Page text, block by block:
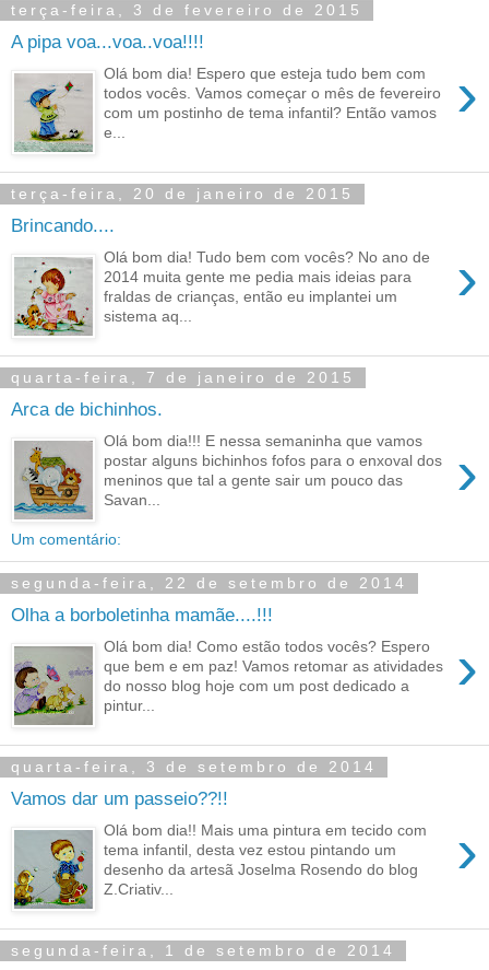
terça-feira, 3 de fevereiro de 2015
A pipa voa...voa..voa!!!!
›
Olá bom dia! Espero que esteja tudo bem com
todos vocês. Vamos começar o mês de fevereiro
com um postinho de tema infantil? Então vamos
e...
terça-feira, 20 de janeiro de 2015
Brincando....
›
Olá bom dia! Tudo bem com vocês? No ano de
2014 muita gente me pedia mais ideias para
fraldas de crianças, então eu implantei um
sistema aq...
quarta-feira, 7 de janeiro de 2015
Arca de bichinhos.
›
Olá bom dia!!! E nessa semaninha que vamos
postar alguns bichinhos fofos para o enxoval dos
meninos que tal a gente sair um pouco das
Savan...
Um comentário:
segunda-feira, 22 de setembro de 2014
Olha a borboletinha mamãe....!!!
›
Olá bom dia! Como estão todos vocês? Espero
que bem e em paz! Vamos retomar as atividades
do nosso blog hoje com um post dedicado a
pintur...
quarta-feira, 3 de setembro de 2014
Vamos dar um passeio??!!
›
Olá bom dia!! Mais uma pintura em tecido com
tema infantil, desta vez estou pintando um
desenho da artesã Joselma Rosendo do blog
Z.Criativ...
segunda-feira, 1 de setembro de 2014